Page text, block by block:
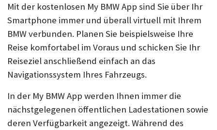
Mit der kostenlosen My BMW App sind Sie über Ihr
Smartphone immer und überall virtuell mit Ihrem
BMW verbunden. Planen Sie beispielsweise Ihre
Reise komfortabel im Voraus und schicken Sie Ihr
Reiseziel anschließend einfach an das
Navigationssystem Ihres Fahrzeugs.
In der My BMW App werden Ihnen immer die
nächstgelegenen öffentlichen Ladestationen sowie
deren Verfügbarkeit angezeigt. Während des